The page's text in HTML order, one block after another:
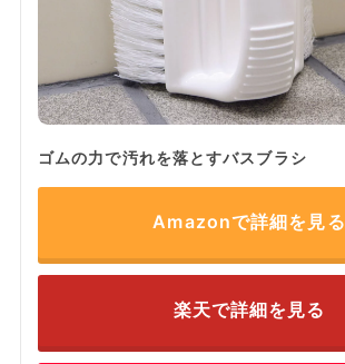
ゴムの力で汚れを落とすバスブラシ
Amazonで詳細を見る
楽天で詳細を見る